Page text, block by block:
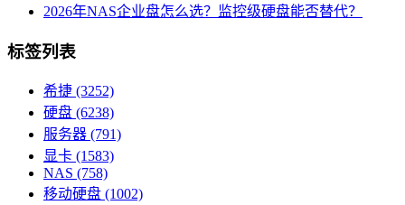
2026年NAS企业盘怎么选？监控级硬盘能否替代？
标签列表
希捷 (3252)
硬盘 (6238)
服务器 (791)
显卡 (1583)
NAS (758)
移动硬盘 (1002)